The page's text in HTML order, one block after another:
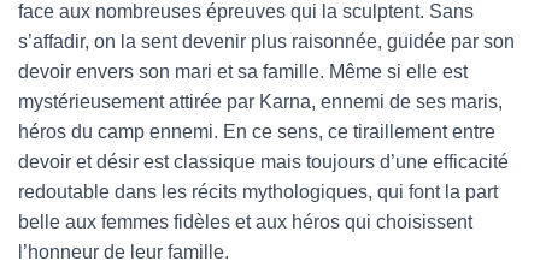
face aux nombreuses épreuves qui la sculptent. Sans
s’affadir, on la sent devenir plus raisonnée, guidée par son
devoir envers son mari et sa famille. Même si elle est
mystérieusement attirée par Karna, ennemi de ses maris,
héros du camp ennemi. En ce sens, ce tiraillement entre
devoir et désir est classique mais toujours d’une efficacité
redoutable dans les récits mythologiques, qui font la part
belle aux femmes fidèles et aux héros qui choisissent
l’honneur de leur famille.